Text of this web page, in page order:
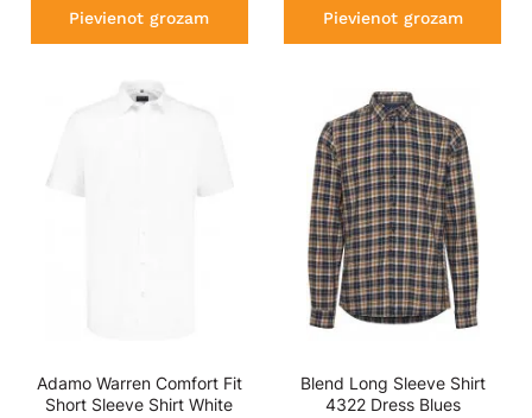
Pievienot grozam Pievienot grozam
Adamo Warren Comfort Fit
Short Sleeve Shirt White
Blend Long Sleeve Shirt
4322 Dress Blues